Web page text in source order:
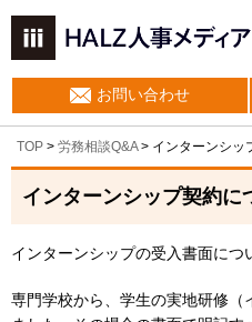
お問い合わせ
TOP > 労務相談Q&A> インターンシッ
インターンシップ契約に
インターンシップの受入書面につ
専門学校から、学生の実地研修（